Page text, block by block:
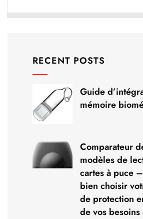
RECENT POSTS
Guide
mémoire
Comparateur
modèles de
cartes à puce
bien choisir
de protection
de vos